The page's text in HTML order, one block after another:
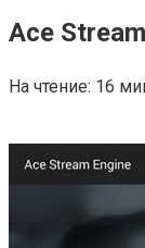
Ace
На чтение: 16